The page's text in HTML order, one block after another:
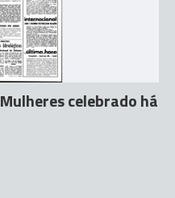
celebrado há